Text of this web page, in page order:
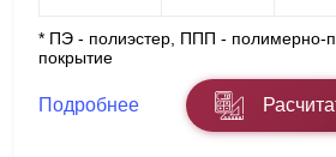
* ПЭ - полиэстер, ППП - полимерно-
покрытие
Подробнее